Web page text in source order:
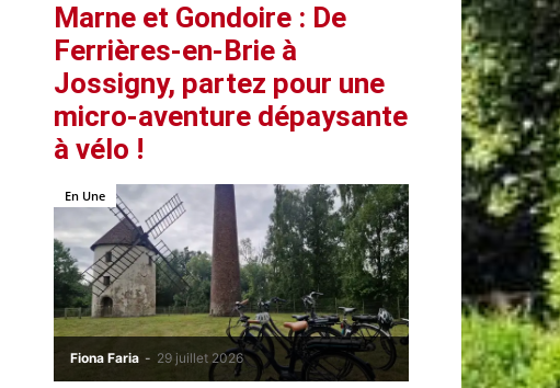
Marne et Gondoire : De
Ferrières-en-Brie à
Jossigny, partez pour une
micro-aventure dépaysante
à vélo !
Fiona Faria - 29 juillet 2026
En Une